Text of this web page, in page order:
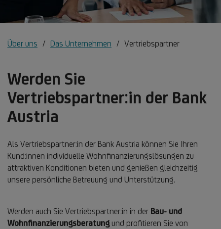
Über uns Das Unternehmen Vertriebspartner
Werden Sie
Vertriebspartner:in der Bank
Austria
Als Vertriebspartner:in der Bank Austria können Sie Ihren
Kund:innen individuelle Wohnfinanzierungslösungen zu
attraktiven Konditionen bieten und genießen gleichzeitig
unsere persönliche Betreuung und Unterstützung.
Werden auch Sie Vertriebspartner:in in der Bau- und
Wohnfinanzierungsberatungund profitieren Sie von